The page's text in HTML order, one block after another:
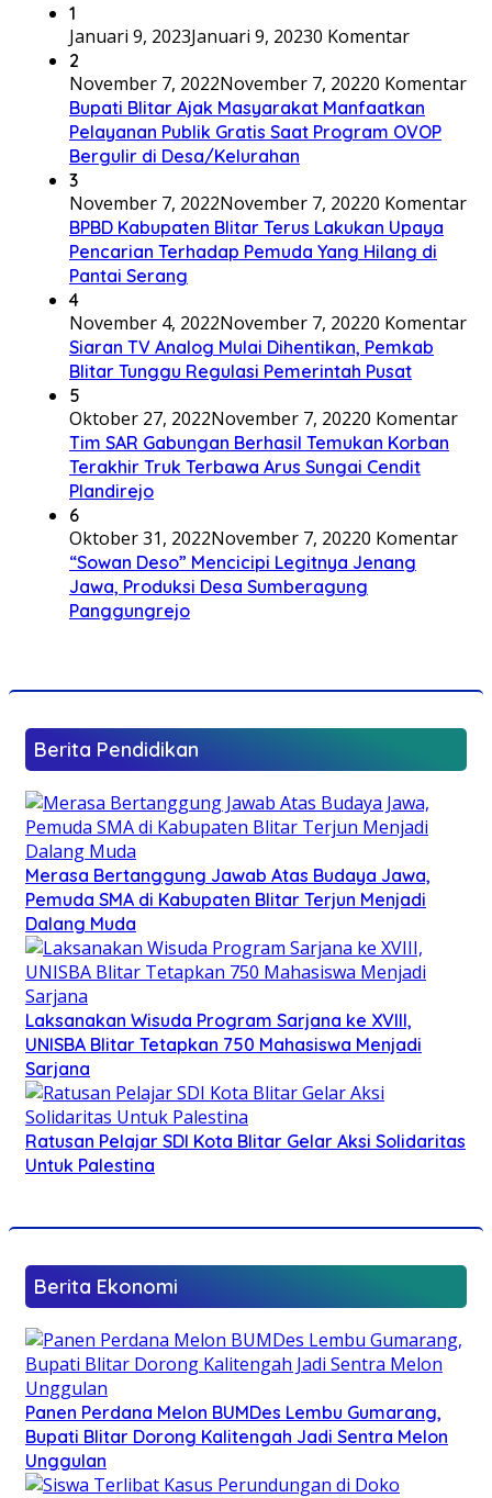
1
Januari 9, 2023Januari 9, 20230 Komentar
2
November 7, 2022November 7, 20220 Komentar
Bupati Blitar Ajak Masyarakat Manfaatkan
Pelayanan Publik Gratis Saat Program OVOP
Bergulir di Desa/Kelurahan
3
November 7, 2022November 7, 20220 Komentar
BPBD Kabupaten Blitar Terus Lakukan Upaya
Pencarian Terhadap Pemuda Yang Hilang di
Pantai Serang
4
November 4, 2022November 7, 20220 Komentar
Siaran TV Analog Mulai Dihentikan, Pemkab
Blitar Tunggu Regulasi Pemerintah Pusat
5
Oktober 27, 2022November 7, 20220 Komentar
Tim SAR Gabungan Berhasil Temukan Korban
Terakhir Truk Terbawa Arus Sungai Cendit
Plandirejo
6
Oktober 31, 2022November 7, 20220 Komentar
“Sowan Deso” Mencicipi Legitnya Jenang
Jawa, Produksi Desa Sumberagung
Panggungrejo
Berita Pendidikan
Merasa Bertanggung Jawab Atas Budaya Jawa,
Pemuda SMA di Kabupaten Blitar Terjun Menjadi
Dalang Muda
Laksanakan Wisuda Program Sarjana ke XVIII,
UNISBA Blitar Tetapkan 750 Mahasiswa Menjadi
Sarjana
Ratusan Pelajar SDI Kota Blitar Gelar Aksi Solidaritas
Untuk Palestina
Berita Ekonomi
Panen Perdana Melon BUMDes Lembu Gumarang,
Bupati Blitar Dorong Kalitengah Jadi Sentra Melon
Unggulan